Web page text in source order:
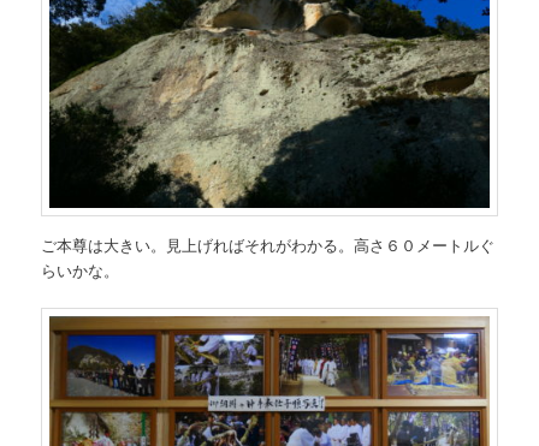
ご本尊は大きい。見上げればそれがわかる。高さ６０メートルぐ
らいかな。